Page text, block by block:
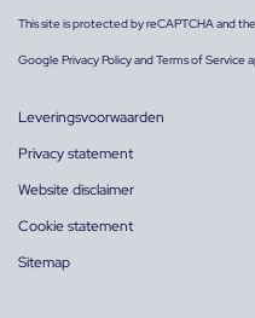
This site is protected by reCAPTCHA and the
GooglePrivacy PolicyandTerms of Service
Leveringsvoorwaarden
Privacy statement
Website disclaimer
Cookie statement
Sitemap